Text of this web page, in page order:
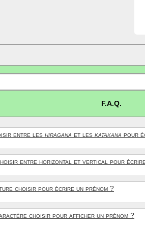
F.A.Q.
entre les hiragana et les katakana pour
entre horizontal et vertical pour écrire
choisir pour écrire un prénom ?
choisir pour afficher un prénom ?